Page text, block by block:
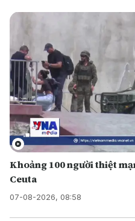
Khoảng 100 người thiệt
Ceuta
07-08-2026, 08:58